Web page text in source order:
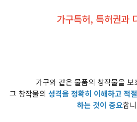
가구특허, 특허권과
가구와 같은 물품의 창작물을 보
그 창작물의 성격을 정확히 이해하고 적
하는 것이 중요합